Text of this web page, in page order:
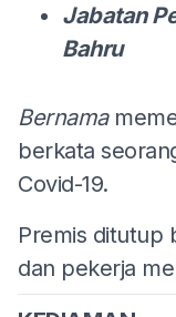
Jabatan
Bahru
Bernama
berkata
Covid-19.
Premis ditutup
dan pekerja